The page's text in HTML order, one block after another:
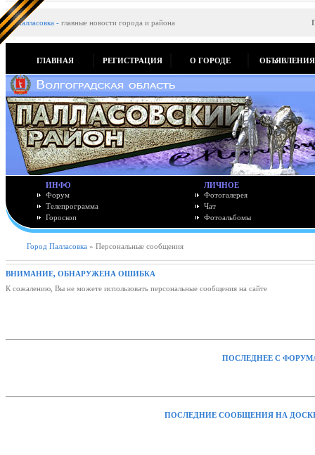
Палласовка - главные новости города и района
ГЛАВНАЯ РЕГИСТРАЦИЯ О ГОРОДЕ ОБЪЯВЛЕНИЯ
ИНФО
Форум
Телепрограмма
Гороскоп
ЛИЧНОЕ
Фотогалерея
Чат
Фотоальбомы
Город Палласовка » Персональные сообщения
ВНИМАНИЕ, ОБНАРУЖЕНА ОШИБКА
К сожалению, Вы не можете использовать персональные сообщения на сайте
ПОСЛЕДНЕЕ С
ПОСЛЕДНИЕ СООБЩЕНИЯ НА